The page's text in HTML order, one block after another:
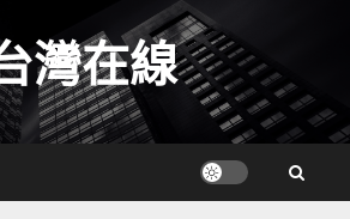
灣在線